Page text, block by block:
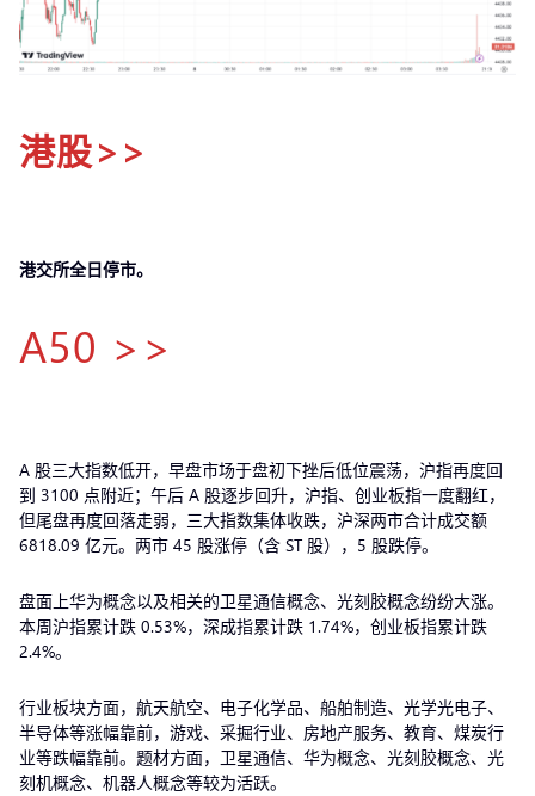
港股>>
港交所全日停市。
A50 >>
A 股三大指数低开，早盘市场于盘初下挫后低位震荡，沪指再度回
到 3100 点附近；午后 A 股逐步回升，沪指、创业板指一度翻红，
但尾盘再度回落走弱，三大指数集体收跌，沪深两市合计成交额
6818.09 亿元。两市 45 股涨停（含 ST 股），5 股跌停。
盘面上华为概念以及相关的卫星通信概念、光刻胶概念纷纷大涨。
本周沪指累计跌 0.53%，深成指累计跌 1.74%，创业板指累计跌
2.4%。
行业板块方面，航天航空、电子化学品、船舶制造、光学光电子、
半导体等涨幅靠前，游戏、采掘行业、房地产服务、教育、煤炭行
业等跌幅靠前。题材方面，卫星通信、华为概念、光刻胶概念、光
刻机概念、机器人概念等较为活跃。